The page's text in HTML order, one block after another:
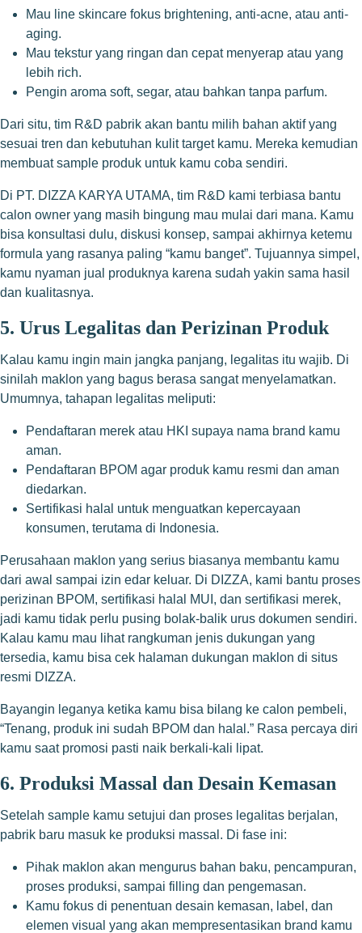
Mau line skincare fokus brightening, anti-acne, atau anti-
aging.
Mau tekstur yang ringan dan cepat menyerap atau yang
lebih rich.
Pengin aroma soft, segar, atau bahkan tanpa parfum.
Dari situ, tim R&D pabrik akan bantu milih bahan aktif yang
sesuai tren dan kebutuhan kulit target kamu. Mereka kemudian
membuat sample produk untuk kamu coba sendiri.
Di PT. DIZZA KARYA UTAMA, tim R&D kami terbiasa bantu
calon owner yang masih bingung mau mulai dari mana. Kamu
bisa konsultasi dulu, diskusi konsep, sampai akhirnya ketemu
formula yang rasanya paling “kamu banget”. Tujuannya simpel,
kamu nyaman jual produknya karena sudah yakin sama hasil
dan kualitasnya.
5. Urus Legalitas dan Perizinan Produk
Kalau kamu ingin main jangka panjang, legalitas itu wajib. Di
sinilah maklon yang bagus berasa sangat menyelamatkan.
Umumnya, tahapan legalitas meliputi:
Pendaftaran merek atau HKI supaya nama brand kamu
aman.
Pendaftaran BPOM agar produk kamu resmi dan aman
diedarkan.
Sertifikasi halal untuk menguatkan kepercayaan
konsumen, terutama di Indonesia.
Perusahaan maklon yang serius biasanya membantu kamu
dari awal sampai izin edar keluar. Di DIZZA, kami bantu proses
perizinan BPOM, sertifikasi halal MUI, dan sertifikasi merek,
jadi kamu tidak perlu pusing bolak-balik urus dokumen sendiri.
Kalau kamu mau lihat rangkuman jenis dukungan yang
tersedia, kamu bisa cek halaman dukungan maklon di situs
resmi DIZZA.
Bayangin leganya ketika kamu bisa bilang ke calon pembeli,
“Tenang, produk ini sudah BPOM dan halal.” Rasa percaya diri
kamu saat promosi pasti naik berkali-kali lipat.
6. Produksi Massal dan Desain Kemasan
Setelah sample kamu setujui dan proses legalitas berjalan,
pabrik baru masuk ke produksi massal. Di fase ini:
Pihak maklon akan mengurus bahan baku, pencampuran,
proses produksi, sampai filling dan pengemasan.
Kamu fokus di penentuan desain kemasan, label, dan
elemen visual yang akan mempresentasikan brand kamu